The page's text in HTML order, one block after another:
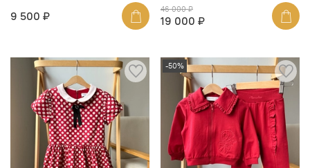
9 500 ₽ 46 000 ₽
19 000 ₽
-50%